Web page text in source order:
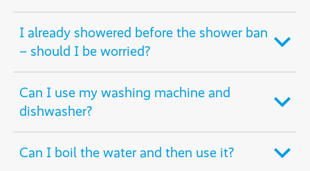
I already showered before the shower ban
– should I be worried?
Can I use my washing machine and
dishwasher?
Can I boil the water and then use it?